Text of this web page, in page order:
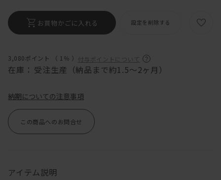
3,080ポイント （ 1％ ） 付与ポイントについて
在庫： 受注生産（納品まで約1.5～2ヶ月）
お買物かごに入れる 設定を削除する
納期についての注意事項
この商品へのお問合せ
アイテム説明